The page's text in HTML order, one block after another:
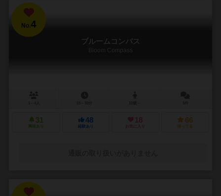
No.4
ブルームコンパス
Bloom Compass
31
興味あり
48
経験あり
18
お気に入り
66
持ってる